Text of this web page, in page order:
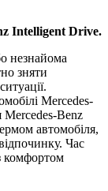
Intelligent Drive.
незнайома
зняти
Mercedes-
Mercedes-Benz
автомобіля,
Час
комфортом